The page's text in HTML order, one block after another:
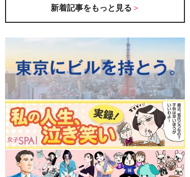
新着記事をもっと見る